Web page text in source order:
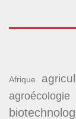
Afrique
agroécologie